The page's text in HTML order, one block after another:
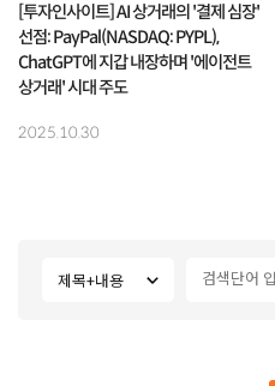
[투자인사이트] AI 상거래의 '결제 심장'
선점: PayPal(NASDAQ: PYPL),
ChatGPT에 지갑 내장하며 '에이전트
상거래' 시대 주도
2025.10.30